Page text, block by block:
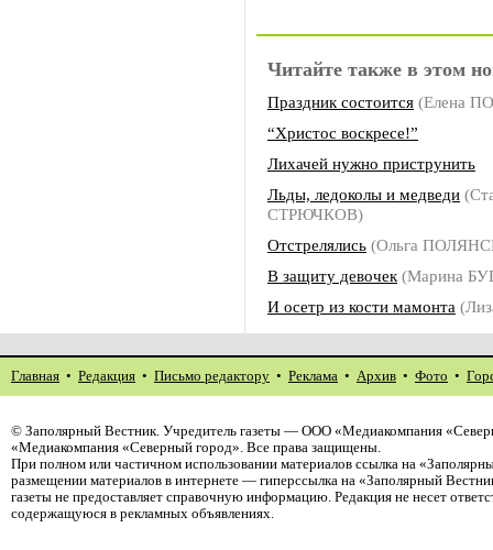
Читайте также в этом
Праздник состоится (Елена
“Христос воскресе!”
Лихачей нужно приструнить
Льды, ледоколы и медведи
СТРЮЧКОВ)
Отстрелялись (Ольга
В защиту девочек (Марина
И осетр из кости мамонта
Главная • Редакция • Письмо редактору • Реклама • Архив • Фото •
© Заполярный Вестник. Учредитель газеты — ООО «Медиакомпания
«Медиакомпания «Северный город». Все права защищены.
При полном или частичном использовании материалов ссылка на
размещении материалов в интернете — гиперссылка на «Заполярный
газеты не предоставляет справочную информацию. Редакция не несет
содержащуюся в рекламных объявлениях.